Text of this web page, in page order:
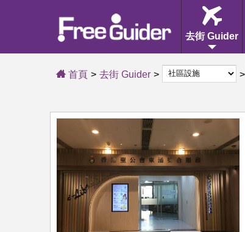
去街 Guider
首頁 去街 Guider